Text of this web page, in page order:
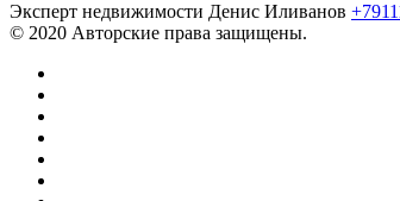
Эксперт недвижимости Денис Иливанов
© 2020 Авторские права защищены.